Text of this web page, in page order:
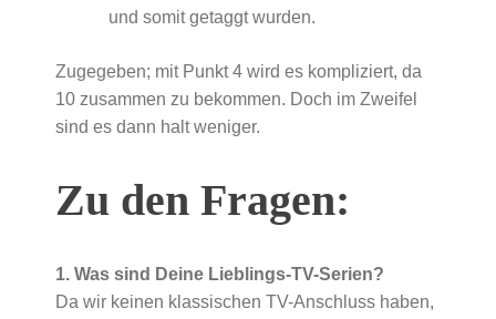
und somit getaggt wurden.
Zugegeben; mit Punkt 4 wird es kompliziert, da
10 zusammen zu bekommen. Doch im Zweifel
sind es dann halt weniger.
Zu den Fragen:
1. Was sind Deine Lieblings-TV-Serien?
Da wir keinen klassischen TV-Anschluss haben,